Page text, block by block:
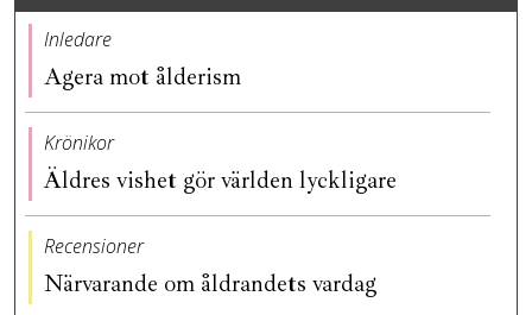
Inledare
Agera mot ålderism
Krönikor
Äldres vishet gör världen lyckligare
Recensioner
Närvarande om åldrandets vardag